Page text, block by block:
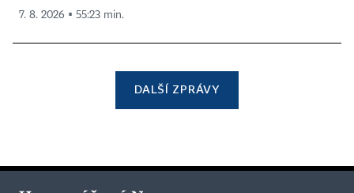
7. 8. 2026 ▪ 55:23 min.
DALŠÍ ZPRÁVY